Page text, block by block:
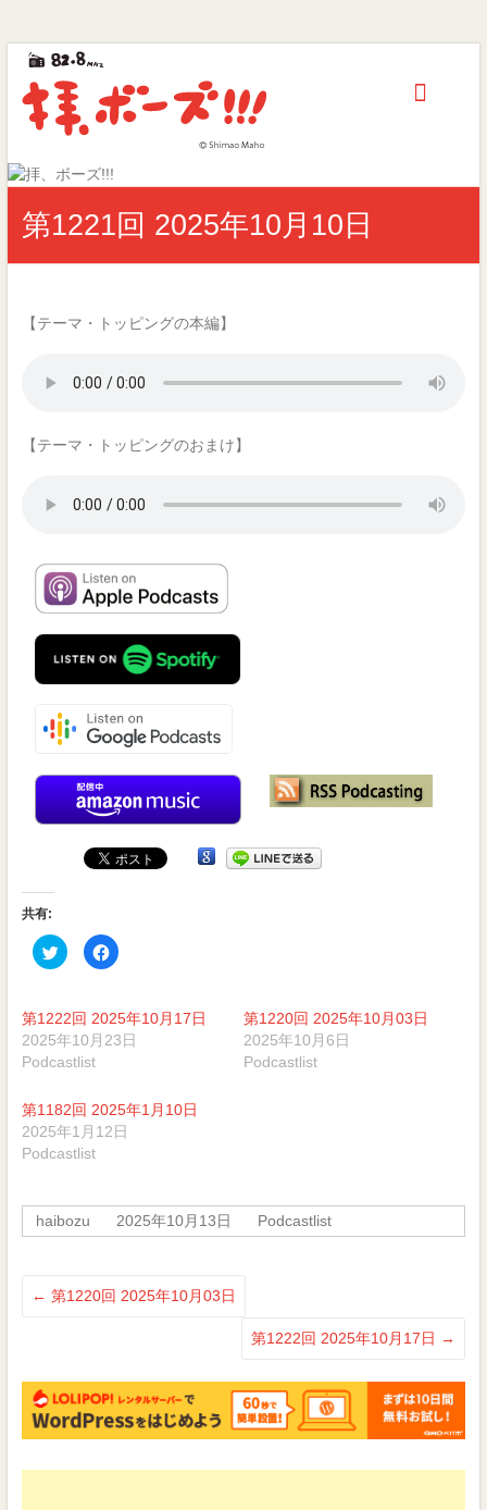
Skip
content
拝、
ボ
ー
ズ!!!
第
40
ラ
秀
第1221回 2025年10月10日
【テーマ・トッピングの本編】
【テーマ・トッピングのおまけ】
共有:
ク
リ
て
Twitter
で
共
有
い
ウ
ィ
ン
ド
き
ま
す)
Facebook
で
る
に
は
し
て
く
だ
い
ウ
ィ
で
開
第1222回 2025年10月17日
2025年10月23日
Podcastlist
第1220回 2025年10月03日
2025年10月6日
Podcastlist
第1182回 2025年1月10日
2025年1月12日
Podcastlist
haibozu 2025年10月13日 Podcastlist
← 第1220回 2025年10月03日
第1222回 2025年10月17日 →